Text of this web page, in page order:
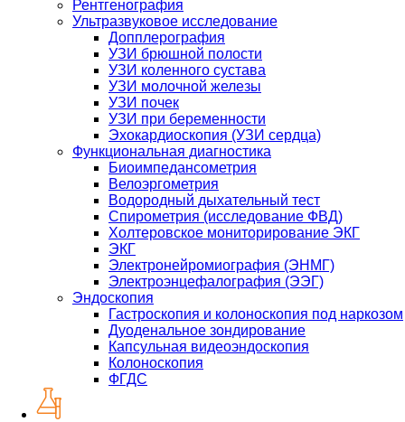
Рентгенография
Ультразвуковое исследование
Допплерография
УЗИ брюшной полости
УЗИ коленного сустава
УЗИ молочной железы
УЗИ почек
УЗИ при беременности
Эхокардиоскопия (УЗИ сердца)
Функциональная диагностика
Биоимпедансометрия
Велоэргометрия
Водородный дыхательный тест
Спирометрия (исследование ФВД)
Холтеровское мониторирование ЭКГ
ЭКГ
Электронейромиография (ЭНМГ)
Электроэнцефалография (ЭЭГ)
Эндоскопия
Гастроскопия и колоноскопия под наркозом
Дуоденальное зондирование
Капсульная видеоэндоскопия
Колоноскопия
ФГДС